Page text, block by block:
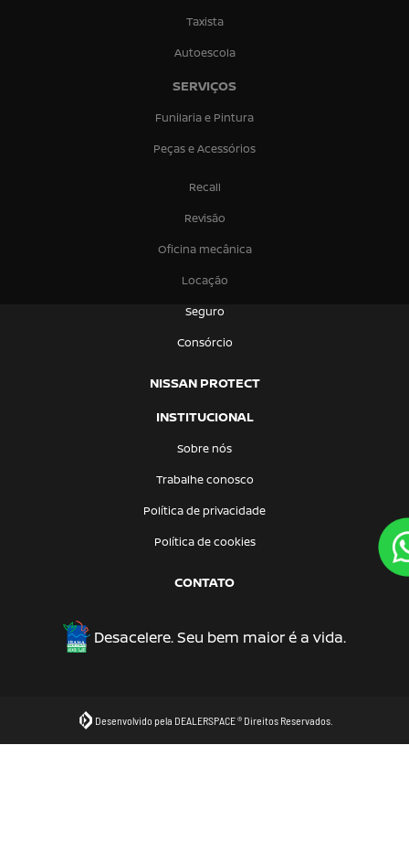
Taxista
Autoescola
SERVIÇOS
Funilaria e Pintura
Peças e Acessórios
Recall
Revisão
Oficina mecânica
Locação
Seguro
Consórcio
NISSAN PROTECT
INSTITUCIONAL
Sobre nós
Trabalhe conosco
Política de privacidade
Política de cookies
CONTATO
Desacelere. Seu bem maior é a vida.
Desenvolvido pela DEALERSPACE ® Direitos Reservados.